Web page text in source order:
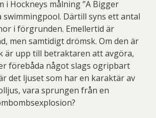
i Hockneys målning ”A Bigger
swimmingpool. Därtill syns ett antal
i förgrunden. Emellertid är
men samtidigt drömsk. Om den är
är upp till betraktaren att avgöra,
förebåda något slags ogripbart
det ljuset som har en karaktär av
vara sprungen från en